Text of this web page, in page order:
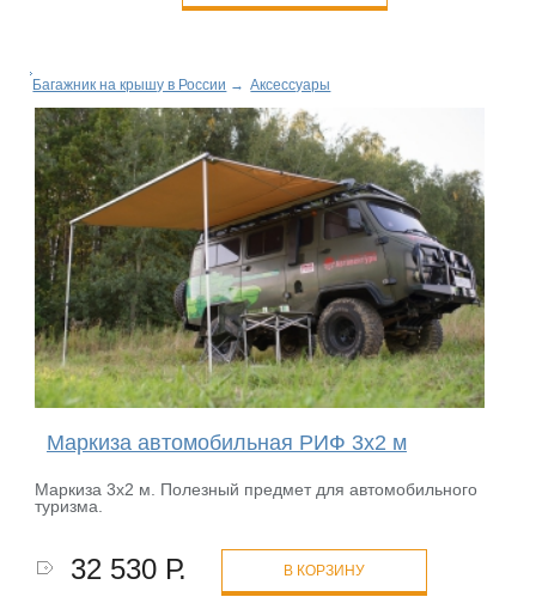
Багажник на крышу в России → Аксессуары
Маркиза автомобильная РИФ 3х2 м
Маркиза 3х2 м. Полезный предмет для автомобильного
туризма.
32 530 Р. В КОРЗИНУ